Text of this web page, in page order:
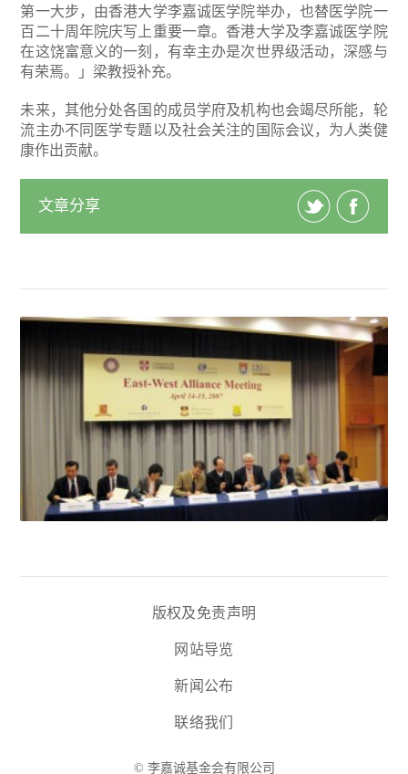
第一大步，由香港大学李嘉诚医学院举办，也替医学院一
百二十周年院庆写上重要一章。香港大学及李嘉诚医学院
在这饶富意义的一刻，有幸主办是次世界级活动，深感与
有荣焉。」梁教授补充。
未来，其他分处各国的成员学府及机构也会竭尽所能，轮
流主办不同医学专题以及社会关注的国际会议，为人类健
康作出贡献。
文章分享
版权及免责声明
网站导览
新闻公布
联络我们
© 李嘉诚基金会有限公司